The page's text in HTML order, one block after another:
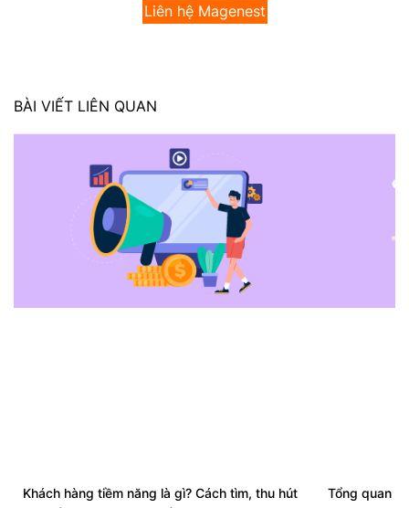
Liên hệ Magenest
BÀI VIẾT LIÊN QUAN
Khách hàng tiềm năng là gì? Cách tìm, thu hút
Tổng quan